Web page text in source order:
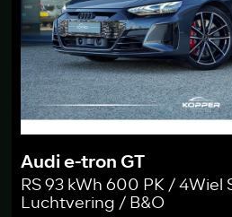
Audi e-tron GT
RS 93 kWh 600 PK /
Luchtvering / B&O